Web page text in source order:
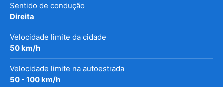
Sentido de condução
Direita
Velocidade limite da cidade
50 km/h
Velocidade limite na autoestrada
50 - 100 km/h